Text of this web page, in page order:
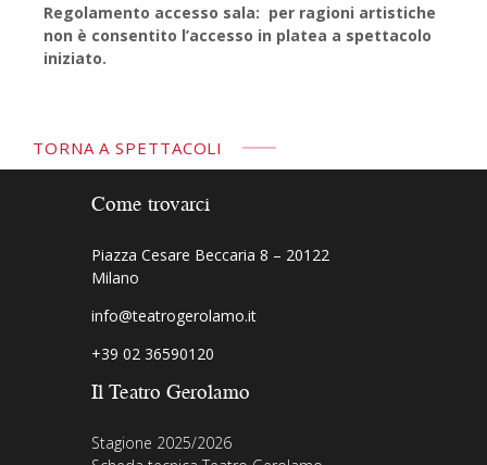
Regolamento accesso sala: per ragioni artistiche
non è consentito l’accesso in platea a spettacolo
iniziato.
TORNA A SPETTACOLI
Come trovarci
Piazza Cesare Beccaria 8 – 20122
Milano
info@teatrogerolamo.it
+39 02 36590120
Il Teatro Gerolamo
Stagione 2025/2026